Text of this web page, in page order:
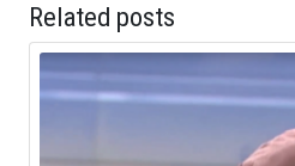
Related posts